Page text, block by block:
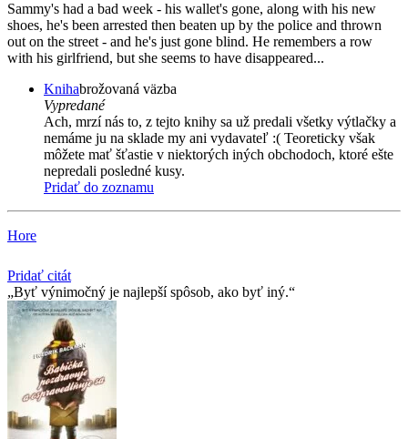
Sammy's had a bad week - his wallet's gone, along with his new
shoes, he's been arrested then beaten up by the police and thrown
out on the street - and he's just gone blind. He remembers a row
with his girlfriend, but she seems to have disappeared...
Knihabrožovaná väzba
Vypredané
Ach, mrzí nás to, z tejto knihy sa už predali všetky výtlačky a
nemáme ju na sklade my ani vydavateľ :( Teoreticky však
môžete mať šťastie v niektorých iných obchodoch, ktoré ešte
nepredali posledné kusy.
Pridať do zoznamu
Hore
Pridať citát
Byť výnimočný je najlepší spôsob, ako byť iný.